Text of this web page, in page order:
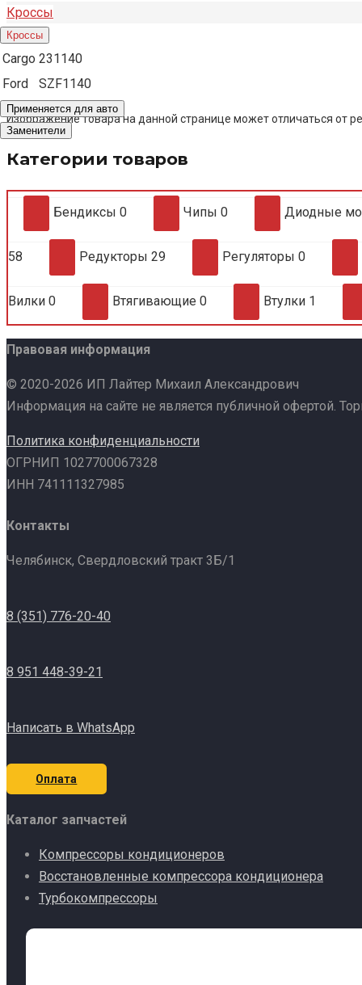
Кроссы
Кроссы
Cargo 231140
Ford
SZF1140
Применяется для авто
Заменители
Изображение товара на данной странице может отличаться от
Категории товаров
Бендиксы 0 Чипы 0 Диодные
58 Редукторы 29 Регуляторы 0
Вилки 0 Втягивающие 0 Втулки 1
Правовая информация
© 2020-2026 ИП Лайтер Михаил Александрович
Информация на сайте не является публичной офертой.
Политика конфиденциальности
ОГРНИП 1027700067328
ИНН 741111327985
Контакты
Челябинск, Свердловский тракт 3Б/1
8 (351) 776-20-40
8 951 448-39-21
Написать в WhatsApp
Оплата
Каталог запчастей
Компрессоры кондиционеров
Восстановленные компрессора кондиционера
Турбокомпрессоры